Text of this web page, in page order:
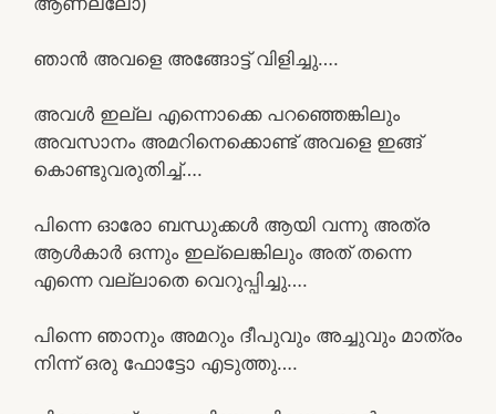
ഞാൻ അവളെ അങ്ങോട്ട് വിളിച്ചു….
അവൾ ഇല്ല എന്നൊക്കെ പറഞ്ഞെങ്കിലും
അവസാനം അമറിനെക്കൊണ്ട് അവളെ ഇങ്ങ്
കൊണ്ടുവരുതിച്ച്….
പിന്നെ ഓരോ ബന്ധുക്കൾ ആയി വന്നു അത്ര
ആൾകാർ ഒന്നും ഇല്ലെങ്കിലും അത് തന്നെ
എന്നെ വല്ലാതെ വെറുപ്പിച്ചു….
പിന്നെ ഞാനും അമറും ദീപുവും അച്ചുവും മാത്രം
നിന്ന് ഒരു ഫോട്ടോ എടുത്തു….